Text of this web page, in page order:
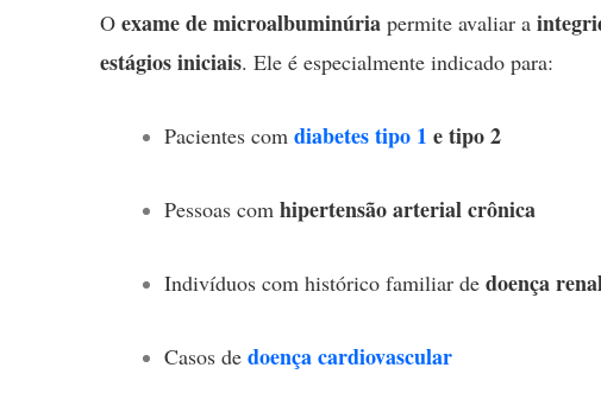
O exame de microalbuminúria permite avaliar a
estágios iniciais. Ele é especialmente indicado para:
Pacientes com diabetes tipo 1 e tipo 2
Pessoas com hipertensão arterial crônica
Indivíduos com histórico familiar de doença
Casos de doença cardiovascular